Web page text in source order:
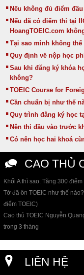
Nếu không đủ điểm
Nếu đã có điểm thi tại
HoangTOEIC.com
Tại sao mình không
Quy định về nộp học
Sau khi đăng ký khóa
không?
TOEIC Course for
Cần chuẩn bị như thế
Quy trình đăng ký học
Nên thi đầu vào trước
Có nên học hai khoá
CAO THỦ
Khối A thì sao. Tăng 300
Tớ đã ôn TOEIC như thế
điểm TOEIC)
Cao thủ TOEIC Nguyễn
trong 3 tháng
LIÊN HỆ